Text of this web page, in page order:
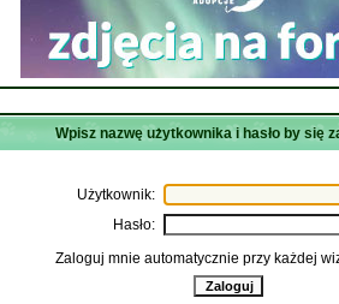
Wpisz nazwę użytkownika i hasło by się
Użytkownik:
Hasło:
Zaloguj mnie automatycznie przy każdej